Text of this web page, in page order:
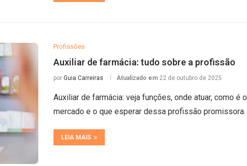
Profissões
Auxiliar de farmácia: tudo sobre a profissão
por Guia Carreiras Atualizado em 22 de outubro de 2025
Auxiliar de farmácia: veja funções, onde atuar, como é o
mercado e o que esperar dessa profissão promissora.
LEIA MAIS